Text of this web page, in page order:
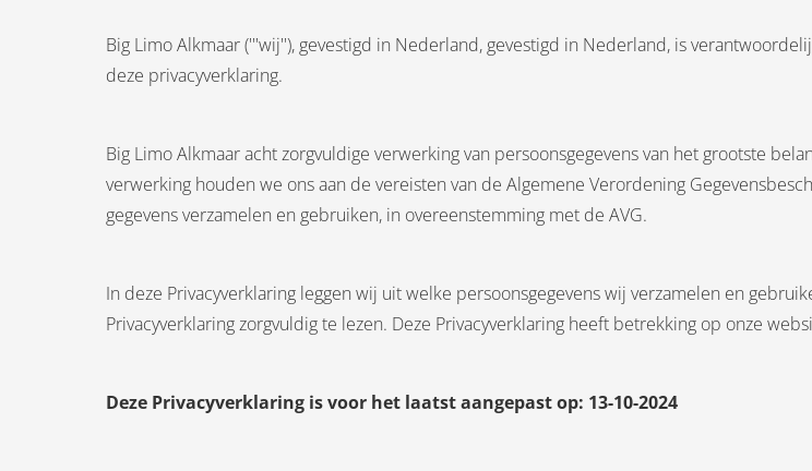
Big Limo Alkmaar ('''wij''), gevestigd in Nederland, gevestigd in Nederland, is
deze privacyverklaring.
Big Limo Alkmaar acht zorgvuldige verwerking van persoonsgegevens van het grootste
verwerking houden we ons aan de vereisten van de Algemene Verordening
gegevens verzamelen en gebruiken, in overeenstemming met de AVG.
In deze Privacyverklaring leggen wij uit welke persoonsgegevens wij verzamelen en
Privacyverklaring zorgvuldig te lezen. Deze Privacyverklaring heeft betrekking op onze
Deze Privacyverklaring is voor het laatst aangepast op: 13-10-2024
Hierdoor
tonen
op het
van deze